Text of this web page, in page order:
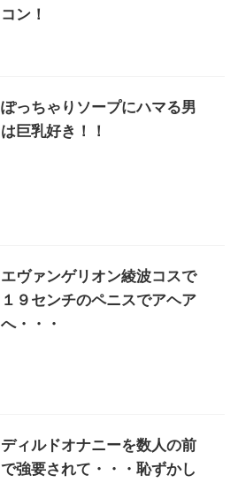
コン！
ぽっちゃりソープにハマる男
は巨乳好き！！
エヴァンゲリオン綾波コスで
１９センチのペニスでアヘア
へ・・・
ディルドオナニーを数人の前
で強要されて・・・恥ずかし